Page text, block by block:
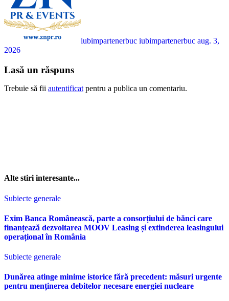
iubimpartenerbuc iubimpartenerbuc aug. 3,
2026
Lasă un răspuns
Trebuie să fii autentificat pentru a publica un comentariu.
Alte stiri interesante...
Subiecte generale
Exim Banca Românească, parte a consorțiului de bănci care
finanțează dezvoltarea MOOV Leasing și extinderea leasingului
operațional în România
Subiecte generale
Dunărea atinge minime istorice fără precedent: măsuri urgente
pentru menținerea debitelor necesare energiei nucleare